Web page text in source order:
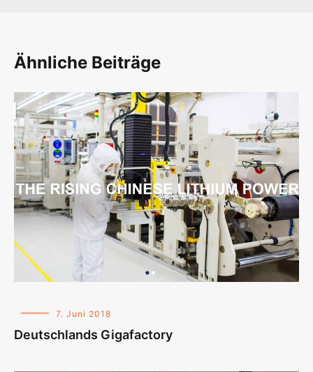
Ähnliche Beiträge
7. Juni 2018
Deutschlands Gigafactory